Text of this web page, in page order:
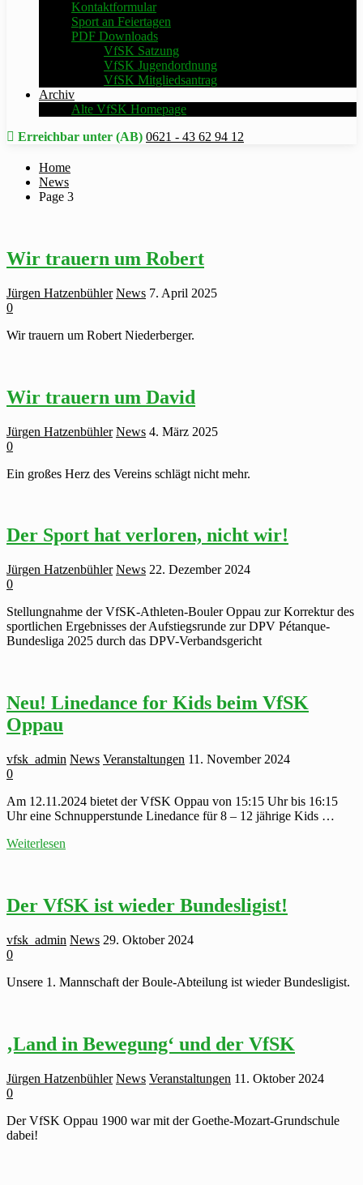
Kontaktformular
Sport an Feiertagen
PDF Downloads
VfSK Satzung
VfSK Jugendordnung
VfSK Mitgliedsantrag
Archiv
Alte VfSK Homepage
Erreichbar unter (AB) 0621 - 43 62 94 12
Home
News
Page 3
Wir trauern um Robert
Jürgen Hatzenbühler News 7. April 2025
0
Wir trauern um Robert Niederberger.
Wir trauern um David
Jürgen Hatzenbühler News 4. März 2025
0
Ein großes Herz des Vereins schlägt nicht mehr.
Der Sport hat verloren, nicht wir!
Jürgen Hatzenbühler News 22. Dezember 2024
0
Stellungnahme der VfSK-Athleten-Bouler Oppau zur Korrektur des
sportlichen Ergebnisses der Aufstiegsrunde zur DPV Pétanque-
Bundesliga 2025 durch das DPV-Verbandsgericht
Neu! Linedance for Kids beim VfSK
Oppau
vfsk_admin News Veranstaltungen 11. November 2024
0
Am 12.11.2024 bietet der VfSK Oppau von 15:15 Uhr bis 16:15
Uhr eine Schnupperstunde Linedance für 8 – 12 jährige Kids …
Neu!
beim
VfSK
Weiterlesen
Der VfSK ist wieder Bundesligist!
vfsk_admin News 29. Oktober 2024
0
Unsere 1. Mannschaft der Boule-Abteilung ist wieder Bundesligist.
‚Land in Bewegung‘ und der VfSK
Jürgen Hatzenbühler News Veranstaltungen 11. Oktober 2024
0
Der VfSK Oppau 1900 war mit der Goethe-Mozart-Grundschule
dabei!